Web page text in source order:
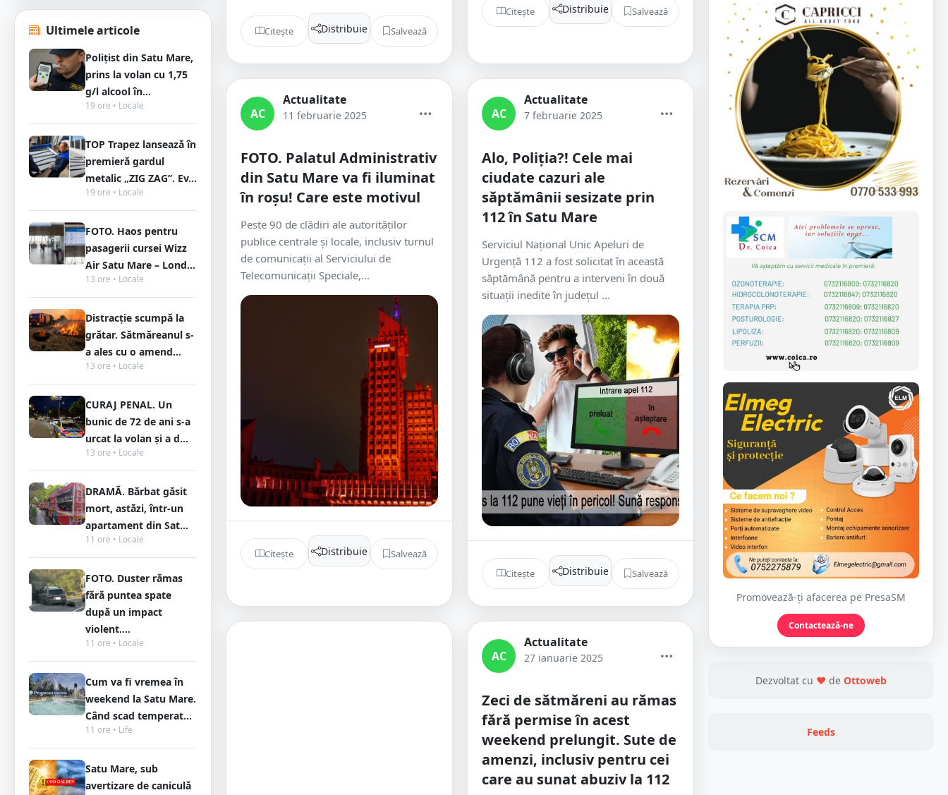
Ultimele articole
Polițist din Satu Mare,
prins la volan cu 1,75
g/l alcool în...
19 ore • Locale
TOP Trapez lansează în
premieră gardul
metalic „ZIG ZAG”. Ev...
19 ore • Locale
FOTO. Haos pentru
pasagerii cursei Wizz
Air Satu Mare – Lond...
13 ore • Locale
Distracție scumpă la
grătar. Sătmăreanul s-
a ales cu o amend...
13 ore • Locale
CURAJ PENAL. Un
bunic de 72 de ani s-a
urcat la volan și a d...
13 ore • Locale
DRAMĂ. Bărbat găsit
mort, astăzi, într-un
apartament din Sat...
11 ore • Locale
FOTO. Duster rămas
fără puntea spate
după un impact
violent....
11 ore • Locale
Cum va fi vremea în
weekend la Satu Mare.
Când scad temperat...
11 ore • Life
Satu Mare, sub
avertizare de caniculă
Citește Distribuie Salvează
Citește Distribuie Salvează
AC
Actualitate
11 februarie 2025
FOTO. Palatul Administrativ
din Satu Mare va fi iluminat
în roșu! Care este motivul
Peste 90 de clădiri ale autorităţilor
publice centrale şi locale, inclusiv turnul
de comunicaţii al Serviciului de
Telecomunicaţii Speciale,...
Citește Distribuie Salvează
AC
Actualitate
7 februarie 2025
Alo, Poliția?! Cele mai
ciudate cazuri ale
săptămânii sesizate prin
112 în Satu Mare
Serviciul Național Unic Apeluri de
Urgență 112 a fost solicitat în această
săptămână pentru a interveni în două
situații inedite în județul ...
Citește Distribuie Salvează
AC
Actualitate
27 ianuarie 2025
Zeci de sătmăreni au rămas
fără permise în acest
weekend prelungit. Sute de
amenzi, inclusiv pentru cei
care au sunat abuziv la 112
Promovează-ți afacerea pe PresaSM
Contactează-ne
Dezvoltat cu ❤ de Ottoweb
Feeds